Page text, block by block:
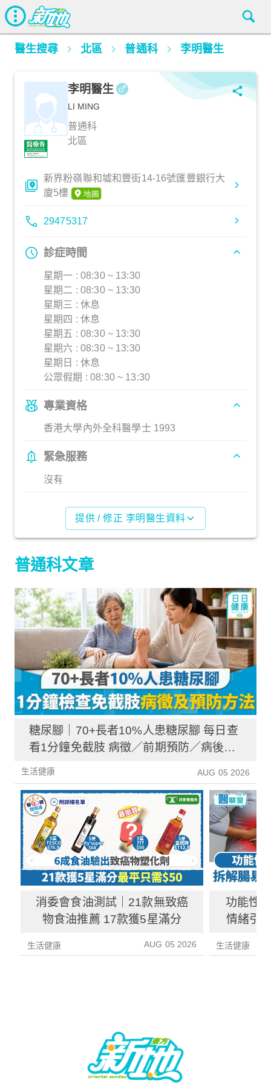
醫生搜尋 北區 普通科 李明醫生
李明醫生
LI MING
普通科
北區
新界粉嶺聯和墟和豐街14-16號匯豐銀行大
廈5樓
29475317
診症時間
星期一 : 08:30 ~ 13:30
星期二 : 08:30 ~ 13:30
星期三 : 休息
星期四 : 休息
星期五 : 08:30 ~ 13:30
星期六 : 08:30 ~ 13:30
星期日 : 休息
公眾假期 : 08:30 ~ 13:30
專業資格
香港大學內外全科醫學士 1993
緊急服務
沒有
提供 / 修正 李明醫生資料
普通科文章
糖尿腳｜70+長者10%人患糖尿腳 每日查
看1分鐘免截肢 病徵／前期預防／病後護
理一文睇清
生活健康 AUG 05 2026
消委會食油測試｜21款無致癌
物食油推薦 17款獲5星滿分
生活健康 AUG 05 2026
功能性
情緒引
生活健康